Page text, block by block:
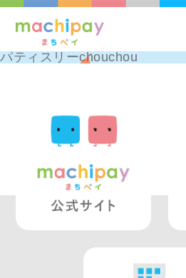
パティスリーchouchou